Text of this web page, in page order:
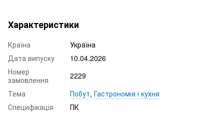
Характеристики
Країна
Україна
Дата випуску
10.04.2026
Номер
замовлення
2229
Тема
Побут, Гастрономія і кухня
Специфікація
ПК